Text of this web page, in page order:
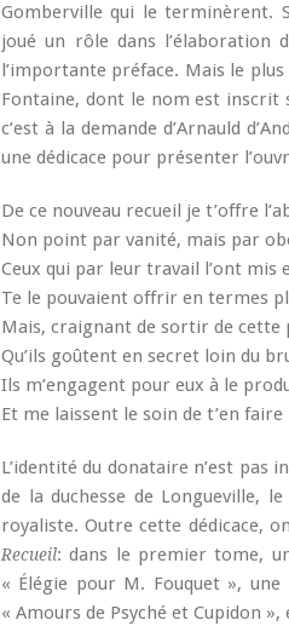
Gomberville qui le terminèrent.
joué un rôle dans l’élaboration
l’importante préface. Mais le
Fontaine, dont le nom est inscrit
c’est à la demande d’Arnauld
une dédicace pour présenter
De ce nouveau recueil je t’offre
Non point par vanité, mais par
Ceux qui par leur travail l’ont mis
Te le pouvaient offrir en termes
Mais, craignant de sortir de cette
Qu’ils goûtent en secret loin du
Ils m’engagent pour eux à le
Et me laissent le soin de t’en
L’identité du donataire n’est pas
de la duchesse de Longueville,
royaliste. Outre cette dédicace,
Recueil: dans le premier tome,
« Élégie pour M. Fouquet »,
« Amours de Psyché et Cupidon